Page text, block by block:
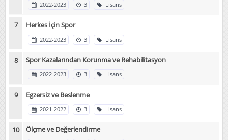
2022-2023 3 Lisans
Herkes İçin Spor
2022-2023 3 Lisans
Spor Kazalarından Korunma ve Rehabilitasyon
2022-2023 3 Lisans
Egzersiz ve Beslenme
2021-2022 3 Lisans
Ölçme ve Değerlendirme